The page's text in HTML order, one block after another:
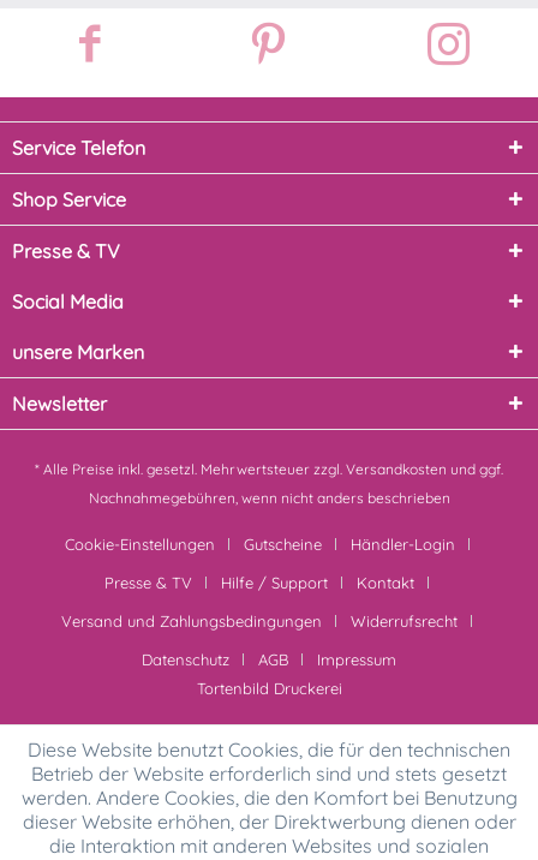
Service Telefon
Shop Service
Presse & TV
Social Media
unsere Marken
Newsletter
* Alle Preise inkl. gesetzl. Mehrwertsteuer zzgl. Versandkosten und ggf.
Nachnahmegebühren, wenn nicht anders beschrieben
Cookie-Einstellungen Gutscheine
Händler-Login
Presse & TV
Hilfe / Support
Kontakt
Versand und Zahlungsbedingungen
Widerrufsrecht
Datenschutz
AGB
Impressum
Tortenbild Druckerei
Diese Website benutzt Cookies, die für den technischen
Betrieb der Website erforderlich sind und stets gesetzt
werden. Andere Cookies, die den Komfort bei Benutzung
dieser Website erhöhen, der Direktwerbung dienen oder
die Interaktion mit anderen Websites und sozialen